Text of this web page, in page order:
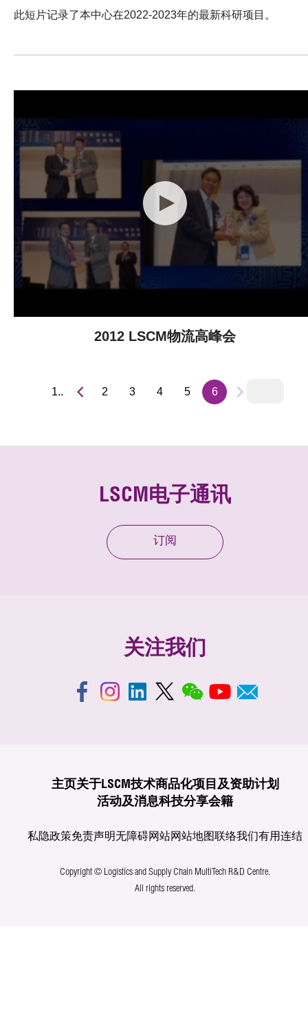
此短片记录了本中心在2022-2023年的最新科研项目。
2012 LSCM物流高峰会
1.. 2 3 4 5 6
LSCM电子通讯
订阅
关注我们
主页关于LSCM技术商品化项目及资助计划
活动及消息科技分享会籍
私隐政策免责声明无障碍网站网站地图联络我们有用连结
Copyright © Logistics and Supply Chain MultiTech R&D Centre.
All rights reserved.